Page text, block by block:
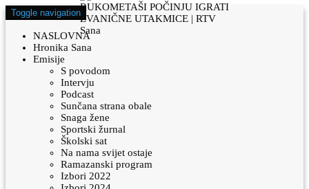
Toggle navigation
NASLOVNA
Hronika Sana
Emisije
S povodom
Intervju
Podcast
Sunčana strana obale
Snaga žene
Sportski žurnal
Školski sat
Na nama svijet ostaje
Ramazanski program
Izbori 2022